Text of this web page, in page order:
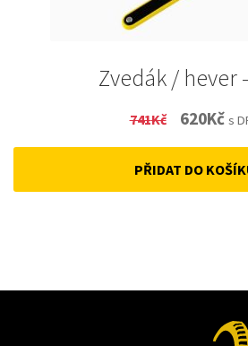
Zvedák / hever
741Kč
Original
price
was:
620Kč
is:
s
PŘIDAT DO